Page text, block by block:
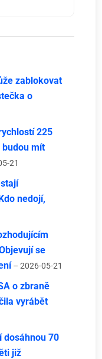
zablokovat
o
225
mít
21
nedojí,
se
– 2026-05-21
o zbraně
vyrábět
dosáhnou 70
již